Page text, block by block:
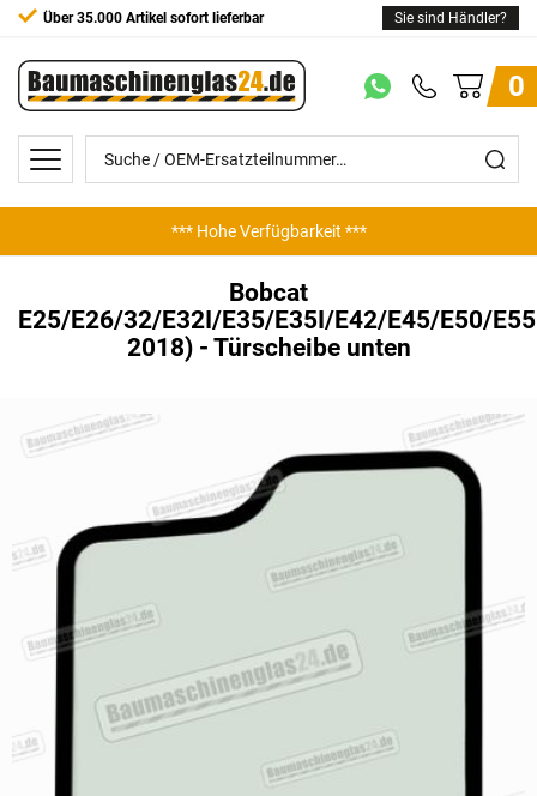
Über 35.000 Artikel sofort lieferbar Sie sind Händler?
0
*** Hohe Verfügbarkeit ***
*** Günstige Preise ***
Bobcat
E25/E26/32/E32I/E35/E35I/E42/E45/E50/
2018) - Türscheibe unten